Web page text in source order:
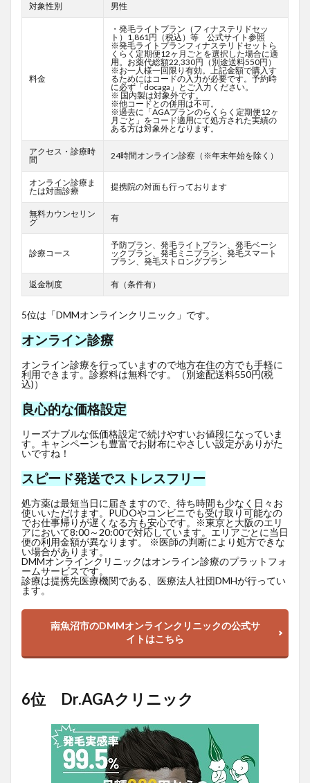
対象性別 男性
料金
・発毛ライトプラン（フィナステリドセッ
ト）1,861円（税込）等 公式サイト参照
※発毛ライトプランフィナステリドセットら
くらく定期便12ヶ月ごとを選択した場合に適
用。お薬代総額22,330円（別途送料550円）
※お一人様一回限り有効。上記金額で購入す
るためにはコードの入力が必要です。予約時
に必ず「docaga」とご入力ください。
※ 国内製は対象外です。
※他コードとの併用は不可。
※過去に「AGAプランのらくらく定期便12ヶ
月ごと」をコード適用にて処方された実績の
ある方は対象外となります。
アクセス・診療時
間
24時間オンライン診察（※年末年始を除く）
オンライン診療ま
たは対面診療
提携院の対面も行っております
無料カウンセリン
グ
有
診療コース
予防プラン、発毛ライトプラン、発毛ベーシ
ックプラン、発毛ミニプラン、発毛スマート
プラン、発毛ストロングプラン
返金制度 有（条件有）
5位は「DMMオンラインクリニック」です。
オンライン診療
オンライン診療を行っていますので地方在住の方でも手軽に
利用できます。診察料は無料です。（別途配送料550円(税
込)）
良心的な価格設定
リーズナブルな低価格設定で続けやすいお値段になっていま
す。キャンペーンも豊富でお財布にやさしい設定がありがた
いですね！
スピード発送でストレスフリー
処方薬は最短当日に届きますので、待ち時間も少なく日々お
使いいただけます。PUDOやコンビニでも受け取り可能なの
でお仕事帰りが遅くなる方も安心です。※東京と大阪のエリ
アにおいて8:00～20:00で対応しています。エリアごとに当日
便の利用金額が異なります。 ※医師の判断により処方できな
い場合があります。
DMMオンラインクリニックはオンライン診療のプラットフォ
ームサービスです。
診療は提携先医療機関である、医療法人社団DMHが行ってい
ます。
南魚沼市のDMMオンラインクリニックの公式サ
イトはこちら
6位 Dr.AGAクリニック